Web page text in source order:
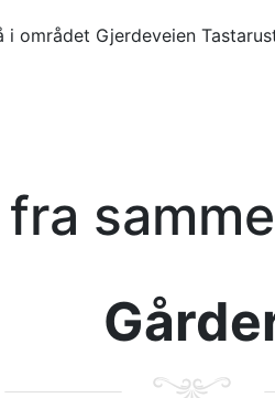
området Gjerdeveien